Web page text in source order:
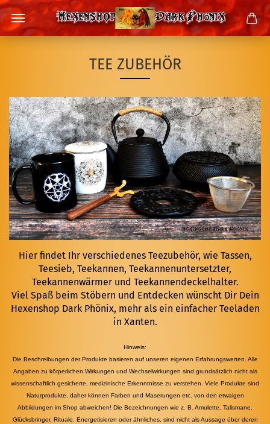
TEE ZUBEHÖR
Hier findet Ihr verschiedenes Teezubehör, wie Tassen,
Teesieb, Teekannen, Teekannenuntersetzter,
Teekannenwärmer und Teekannendeckelhalter.
Viel Spaß beim Stöbern und Entdecken wünscht Dir Dein
Hexenshop Dark Phönix, mehr als ein einfacher Teeladen
in Xanten.
Hinweis:
Die Beschreibungen der Produkte basieren auf unseren eigenen Erfahrungswerten. Alle
Angaben zu körperlichen Wirkungen und Wechselwirkungen sind grundsätzlich nicht als
wissenschaftlich gesicherte, medizinische Erkenntnisse zu verstehen. Viele Produkte sind
Naturprodukte, daher können Farben und Maserungen etc. von den etwaigen
Abbildungen im Shop abweichen! Die Bezeichnungen wie z. B. Amulette, Talismane,
Glücksbringer, Rituale, Energetisieren oder ähnliches, sind nicht als Aussage über deren